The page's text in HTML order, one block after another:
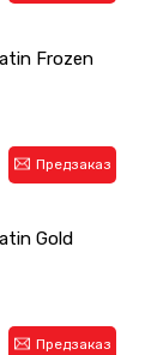
Frozen
Предзаказ
Gold
Предзаказ